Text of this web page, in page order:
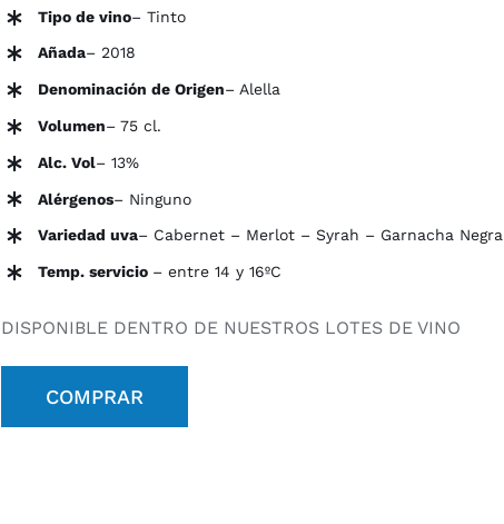
Tipo de vino– Tinto
Añada– 2018
Denominación de Origen– Alella
Volumen– 75 cl.
Alc. Vol– 13%
Alérgenos– Ninguno
Variedad uva– Cabernet – Merlot – Syrah – Garnacha Negra
Temp. servicio – entre 14 y 16ºC
DISPONIBLE DENTRO DE NUESTROS LOTES DE VINO
COMPRAR